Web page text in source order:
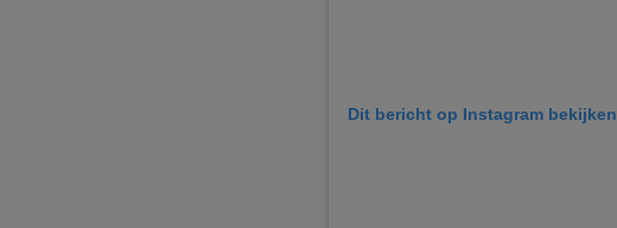
Dit bericht op Instagram bekijken